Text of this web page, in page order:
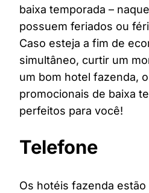
baixa temporada –
possuem feriados ou
Caso esteja a fim de
simultâneo, curtir um
um bom hotel fazenda,
promocionais de baixa
perfeitos para você!
Telefone
Os hotéis fazenda